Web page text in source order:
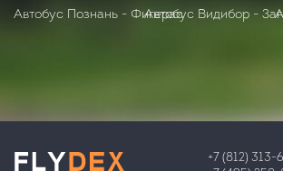
Автобус Познань - ФигерасАвтобус Видибор -
+7 (812) 313-